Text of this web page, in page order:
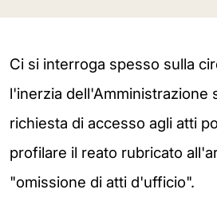
Ci si interroga spesso sulla
l'inerzia dell'Amministrazione
richiesta di accesso agli atti
profilare il reato rubricato
"omissione di atti d'ufficio".